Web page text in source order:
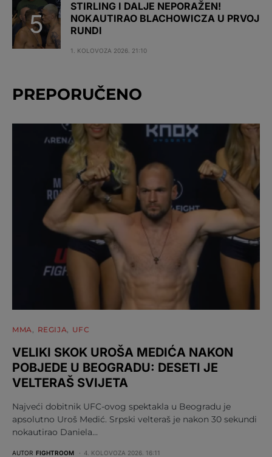
STIRLING I DALJE NEPORAŽEN!
NOKAUTIRAO BLACHOWICZA U PRVOJ
RUNDI
1. KOLOVOZA 2026. 21:10
PREPORUČENO
MMA REGIJA UFC
VELIKI SKOK UROŠA MEDIĆA NAKON
POBJEDE U BEOGRADU: DESETI JE
VELTERAŠ SVIJETA
Najveći dobitnik UFC-ovog spektakla u Beogradu je
apsolutno Uroš Medić. Srpski velteraš je nakon 30 sekundi
nokautirao Daniela…
AUTOR FIGHTROOM 4. KOLOVOZA 2026. 16:11